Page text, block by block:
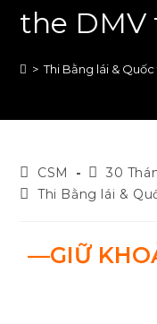
the DMV
> Thi Bằng lái &
Post
author:
CSM
Post
published:
30
PostThi Bằng lái &
—GIỮ